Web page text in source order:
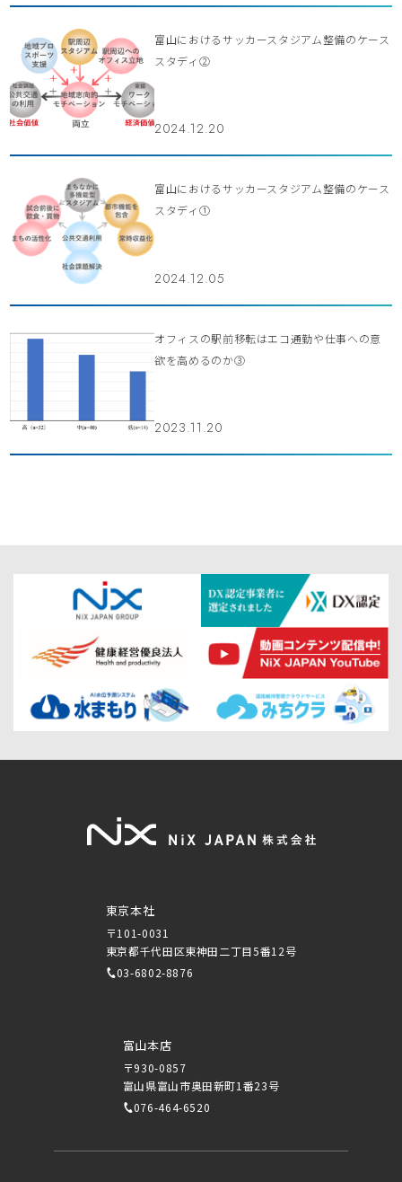
富山におけるサッカースタジアム整備のケース
スタディ②
2024.12.20
富山におけるサッカースタジアム整備のケース
スタディ①
2024.12.05
オフィスの駅前移転はエコ通勤や仕事への意
欲を高めるのか③
2023.11.20
東京本社
〒101-0031
東京都千代田区東神田二丁目5番12号
03-6802-8876
富山本店
〒930-0857
富山県富山市奥田新町1番23号
076-464-6520